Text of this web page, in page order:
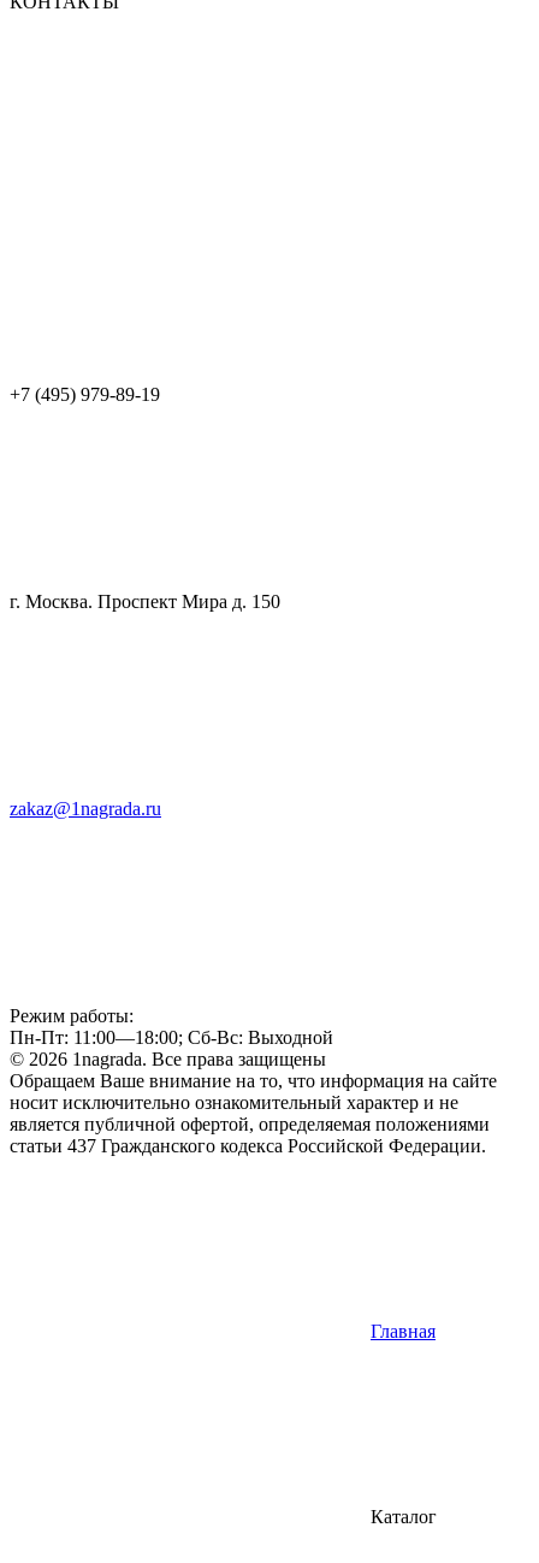
+7 (495) 979-89-19
г. Москва. Проспект Мира д. 150
zakaz@1nagrada.ru
Режим работы:
Пн-Пт: 11:00—18:00; Сб-Вс: Выходной
© 2026 1nagrada. Все права защищены
Обращаем Ваше внимание на то, что информация на сайте
носит исключительно ознакомительный характер и не
является публичной офертой, определяемая положениями
статьи 437 Гражданского кодекса Российской Федерации.
Главная
Каталог